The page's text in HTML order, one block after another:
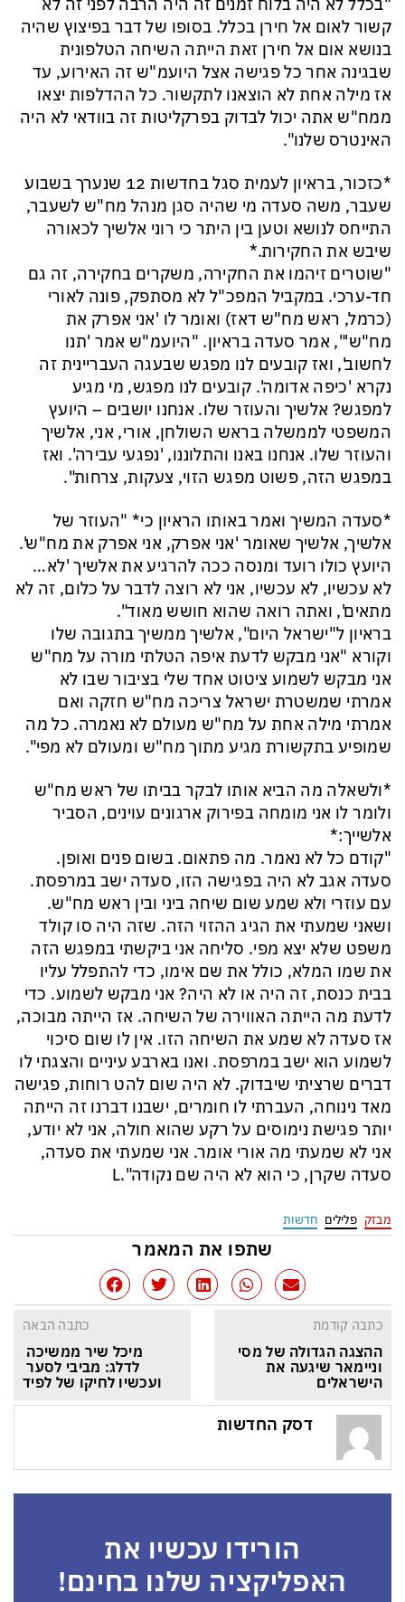
"בכלל לא היה בלוח זמנים זה היה הרבה לפני זה לא
קשור לאום אל חירן בכלל. בסופו של דבר בפיצוץ שהיה
בנושא אום אל חירן זאת הייתה השיחה הטלפונית
שבגינה אחר כל פגישה אצל היועמ"ש זה האירוע, עד
אז מילה אחת לא הוצאנו לתקשור. כל ההדלפות יצאו
ממח"ש אתה יכול לבדוק בפרקליטות זה בוודאי לא היה
האינטרס שלנו".
*כזכור, בראיון לעמית סגל בחדשות 12 שנערך בשבוע
שעבר, משה סעדה מי שהיה סגן מנהל מח"ש לשעבר,
התייחס לנושא וטען בין היתר כי רוני אלשיך לכאורה
שיבש את החקירות.*
"שוטרים זיהמו את החקירה, משקרים בחקירה, זה גם
חד-ערכי. במקביל המפכ"ל לא מסתפק, פונה לאורי
(כרמל, ראש מח"ש דאז) ואומר לו 'אני אפרק את
מח"ש'", אמר סעדה בראיון. "היועמ"ש אמר 'תנו
לחשוב', ואז קובעים לנו מפגש שבעגה העבריינית זה
נקרא 'כיפה אדומה'. קובעים לנו מפגש, מי מגיע
למפגש? אלשיך והעוזר שלו. אנחנו יושבים – היועץ
המשפטי לממשלה בראש השולחן, אורי, אני, אלשיך
והעוזר שלו. אנחנו באנו והתלוננו, 'נפגעי עבירה'. ואז
במפגש הזה, פשוט מפגש הזוי, צעקות, צרחות".
*סעדה המשיך ואמר באותו הראיון כי* "העוזר של
אלשיך, אלשיך שאומר 'אני אפרק, אני אפרק את מח"ש'.
היועץ כולו רועד ומנסה ככה להרגיע את אלשיך 'לא…
לא עכשיו, לא עכשיו, אני לא רוצה לדבר על כלום, זה לא
מתאים', ואתה רואה שהוא חושש מאוד".
בראיון ל"ישראל היום", אלשיך ממשיך בתגובה שלו
וקורא "אני מבקש לדעת איפה הטלתי מורה על מח"ש
אני מבקש לשמוע ציטוט אחד שלי בציבור שבו לא
אמרתי שמשטרת ישראל צריכה מח"ש חזקה ואם
אמרתי מילה אחת על מח"ש מעולם לא נאמרה. כל מה
שמופיע בתקשורת מגיע מתוך מח"ש ומעולם לא מפי".
*ולשאלה מה הביא אותו לבקר בביתו של ראש מח"ש
ולומר לו אני מומחה בפירוק ארגונים עוינים, הסביר
אלשייך:*
"קודם כל לא נאמר. מה פתאום. בשום פנים ואופן.
סעדה אגב לא היה בפגישה הזו, סעדה ישב במרפסת.
עם עוזרי ולא שמע שום שיחה ביני ובין ראש מח"ש.
ושאני שמעתי את הגיג ההזוי הזה. שזה היה סו קולד
משפט שלא יצא מפי. סליחה אני ביקשתי במפגש הזה
את שמו המלא, כולל את שם אימו, כדי להתפלל עליו
בבית כנסת, זה היה או לא היה? אני מבקש לשמוע. כדי
לדעת מה הייתה האווירה של השיחה. אז הייתה מבוכה,
אז סעדה לא שמע את השיחה הזו. אין לו שום סיכוי
לשמוע הוא ישב במרפסת. ואנו בארבע עיניים והצגתי לו
דברים שרציתי שיבדוק. לא היה שום להט רוחות, פגישה
מאד נינוחה, העברתי לו חומרים, ישבנו דברנו זה הייתה
יותר פגישת נימוסים על רקע שהוא חולה, אני לא יודע,
אני לא שמעתי מה אורי אומר. אני שמעתי את סעדה,
סעדה שקרן, כי הוא לא היה שם נקודה".L
מבזק פלילים חדשות
שתפו את המאמר
כתבה קודמת
ההצגה הגדולה של מסי
וניימאר שיגעה את
הישראלים
כתבה הבאה
מיכל שיר ממשיכה
לדלג: מביבי לסער
ועכשיו לחיקו של לפיד
דסק החדשות
הורידו עכשיו את
האפליקציה שלנו בחינם!